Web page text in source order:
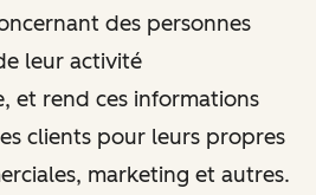
des personnes
leur activité
et rend ces informations
clients pour leurs propres
marketing et autres.